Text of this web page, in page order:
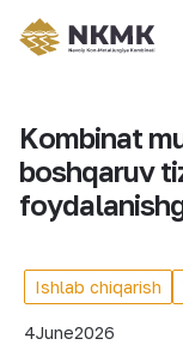
Kombinat
boshqaruv
Ishlab chiqarish
4June2026